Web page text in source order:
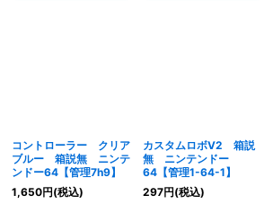
コントローラー クリア
ブルー 箱説無 ニンテ
ンドー64【管理7h9】
1,650円(税込)
カスタムロボV2 箱説
無 ニンテンドー
64【管理1-64-1】
297円(税込)